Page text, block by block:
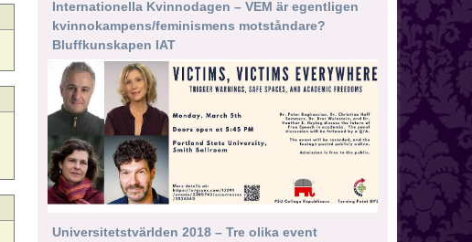
Internationella Kvinnodagen – VEM är egentligen
kvinnokampens/feminismens motståndare?
Bluffkunskapen IAT
Universitetstvärlden 2018 – Tre olika event